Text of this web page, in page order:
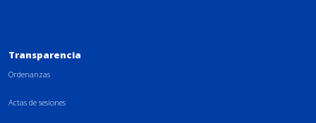
Transparencia
Ordenanzas
Actas de sesiones